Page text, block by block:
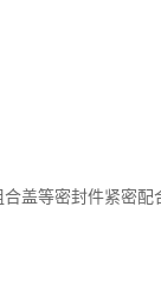
盖等密封件紧密